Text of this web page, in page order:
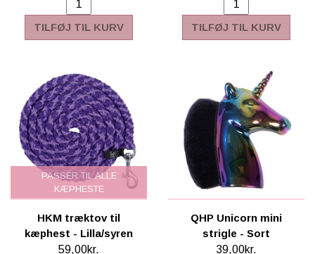
TILFØJ TIL KURV TILFØJ TIL KURV
PASSER TIL ALLE
KÆPHESTE
HKM træktov til
kæphest - Lilla/syren
59,00kr.
QHP Unicorn mini
strigle - Sort
39,00kr.